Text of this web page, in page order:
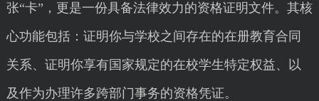
张“卡”，更是一份具备法律效力的资格证明文件。其核
心功能包括：证明你与学校之间存在的在册教育合同
关系、证明你享有国家规定的在校学生特定权益、以
及作为办理许多跨部门事务的资格凭证。